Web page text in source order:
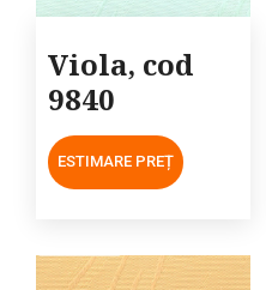
Viola, cod
9840
ESTIMARE PREȚ